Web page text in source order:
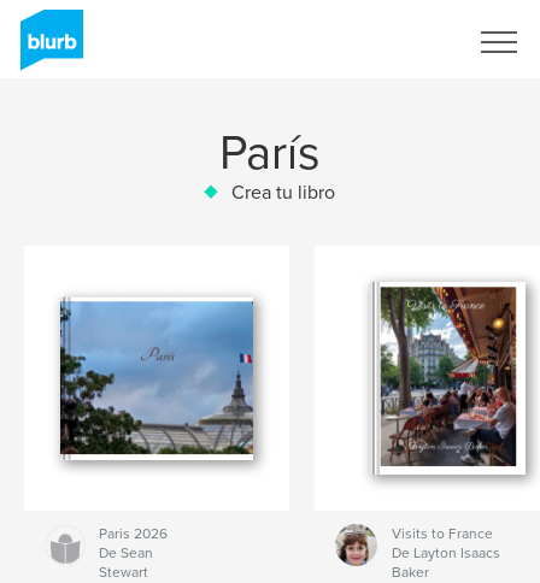
París
Crea tu libro
Paris 2026
De Sean
Stewart
Visits to France
De Layton Isaacs
Baker